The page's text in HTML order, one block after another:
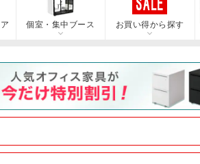
個室・集中ブース
お買い得から探す